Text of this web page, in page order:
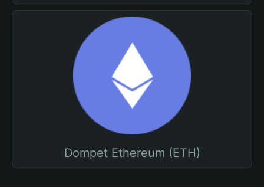
Dompet Ethereum (ETH)